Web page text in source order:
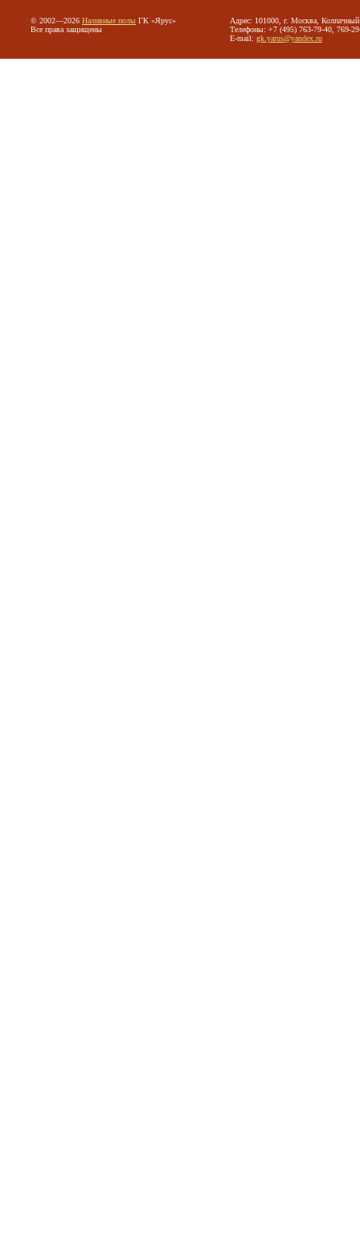
© 2002—2026 Наливные полы ГК «Ярус»
Все права защищены
Адрес: 101000, г. Москва,
Телефоны: +7 (495) 763-79-40, 769-
E-mail: gk.yarus@yandex.ru